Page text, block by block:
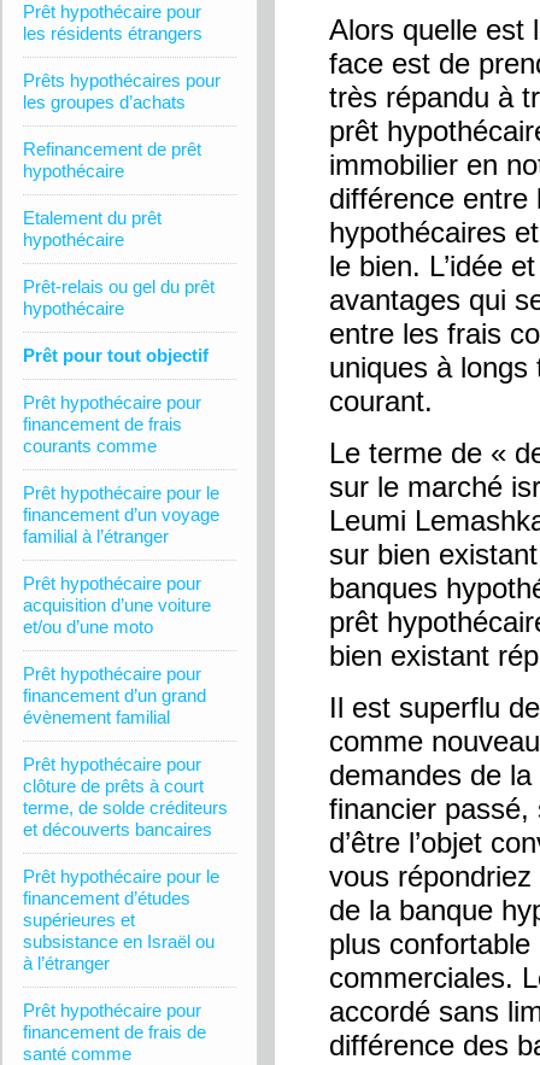
Prêt hypothécaire pour
les résidents étrangers
Prêts hypothécaires pour
les groupes d’achats
Refinancement de prêt
hypothécaire
Etalement du prêt
hypothécaire
Prêt-relais ou gel du prêt
hypothécaire
Prêt pour tout objectif
Prêt hypothécaire pour
financement de frais
courants comme
Prêt hypothécaire pour le
financement d’un voyage
familial à l’étranger
Prêt hypothécaire pour
acquisition d’une voiture
et/ou d’une moto
Prêt hypothécaire pour
financement d’un grand
évènement familial
Prêt hypothécaire pour
clôture de prêts à court
terme, de solde créditeurs
et découverts bancaires
Prêt hypothécaire pour le
financement d’études
supérieures et
subsistance en Israël ou
à l’étranger
Prêt hypothécaire pour
financement de frais de
santé comme
Alors quelle est
face est de
très répandu à
prêt
immobilier en
différence entre
hypothécaires
le bien. L’idée
avantages qui
entre les frais
uniques à
courant.
Le terme de «
sur le marché
Leumi
sur bien
banques
prêt
bien existant
Il est superflu
comme
demandes de
financier
d’être l’objet
vous
de la banque
plus
commerciales.
accordé sans
différence des